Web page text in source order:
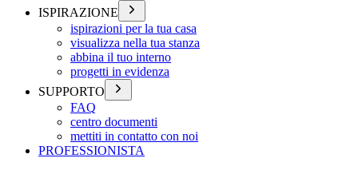
ISPIRAZIONE
ispirazioni per la tua casa
visualizza nella tua stanza
abbina il tuo interno
progetti in evidenza
SUPPORTO
FAQ
centro documenti
mettiti in contatto con noi
PROFESSIONISTA